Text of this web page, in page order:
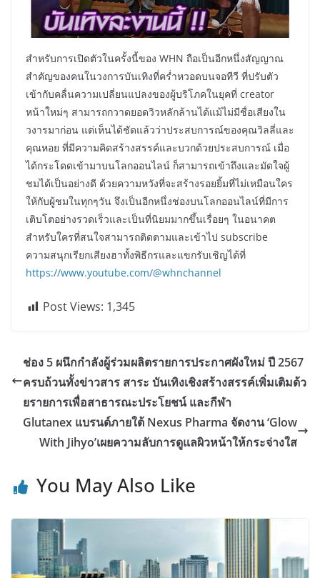
​สำหรับการเปิดตัวในครั้งนี้ของ WHN ถือเป็นอีกหนึ่งสัญญาณ
สำคัญของคนในวงการบันเทิงที่คร่ำหวอดบนจอทีวี ที่ปรับตัว
เข้ากับคลื่นความเปลี่ยนแปลงของผู้บริโภคในยุคที่ creator
หน้าใหม่ๆ สามารถกวาดยอดวิวหลักล้านได้แม้ไม่มีชื่อเสียงใน
วงารมาก่อน แต่เห็นได้ชัดแล้วว่าประสบการณ์ของคุณวิลลี่และ
คุณหอย ที่มีความคิดสร้างสรรค์และบวกด้วยประสบการณ์ เมื่อ
ได้กระโดดเข้ามาบนโลกออนไลน์ ก็สามารถเข้าถึงและมัดใจผู้
ชมได้เป็นอย่างดี ด้วยความหวังที่จะสร้างรอยยิ้มที่ไม่เหมือนใคร
ให้กับผู้ชมในทุกๆวัน จึงเป็นอีกหนึ่งช่องบนโลกออนไลน์ที่มีการ
เติบโตอย่างรวดเร็วและเป็นที่นิยมมากขึ้นเรื่อยๆ ในอนาคต
สำหรับใครที่สนใจสามารถติดตามและเข้าไป subscribe
ความสนุกเรียกเสียงฮาทั้งพิธีกรและแขกรับเชิญได้ที่
https://www.youtube.com/@whnchannel
Post Views: 1,345
ช่อง 5 ผนึกกำลังผู้ร่วมผลิตรายการประกาศผังใหม่ ปี 2567
ครบถ้วนทั้งข่าวสาร สาระ บันเทิงเชิงสร้างสรรค์เพิ่มเติมด้ว
ยรายการเพื่อสาธารณะประโยชน์ และกีฬา
Glutanex แบรนด์ภายใต้ Nexus Pharma จัดงาน ‘Glow
With Jihyo’เผยความลับการดูแลผิวหน้าให้กระจ่างใส
You May Also Like